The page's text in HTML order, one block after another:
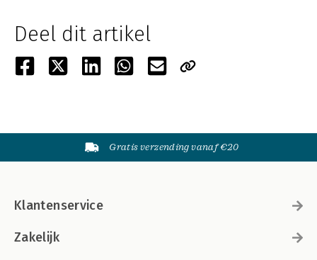
Deel dit artikel
Gratis verzending vanaf €20
Klantenservice
Zakelijk